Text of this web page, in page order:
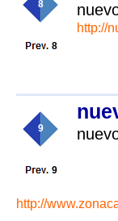
8
8
http://
9
9
http://